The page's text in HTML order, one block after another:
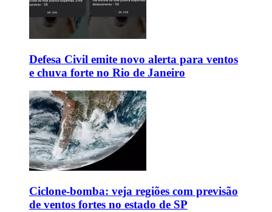
Defesa Civil emite novo alerta para ventos
e chuva forte no Rio de Janeiro
Ciclone-bomba: veja regiões com previsão
de ventos fortes no estado de SP